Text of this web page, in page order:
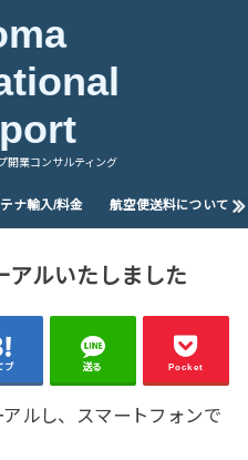
開業コンサルティング
ナ輸入/料金 航空便送料について
アルいたしました
ブ 送る Pocket
ルし、スマートフォンで